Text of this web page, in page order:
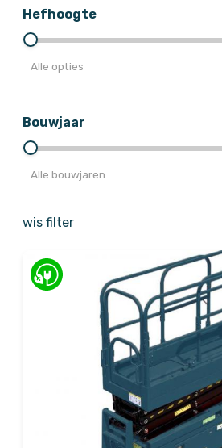
Hefhoogte
Alle opties
Bouwjaar
Alle bouwjaren
wis filter